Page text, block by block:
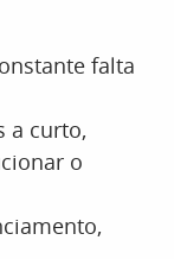
falta
a curto,
o